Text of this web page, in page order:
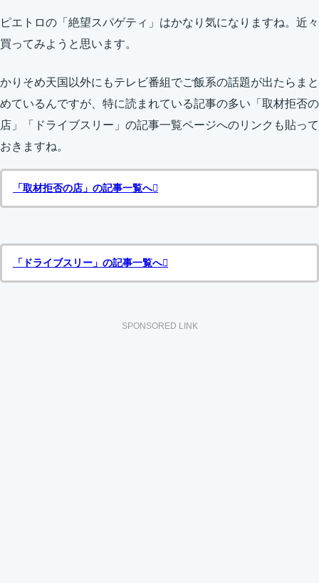
ピエトロの「絶望スパゲティ」はかなり気になりますね。近々
買ってみようと思います。
かりそめ天国以外にもテレビ番組でご飯系の話題が出たらまと
めているんですが、特に読まれている記事の多い「取材拒否の
店」「ドライブスリー」の記事一覧ページへのリンクも貼って
おきますね。
「取材拒否の店」の記事一覧へ
「ドライブスリー」の記事一覧へ
SPONSORED LINK